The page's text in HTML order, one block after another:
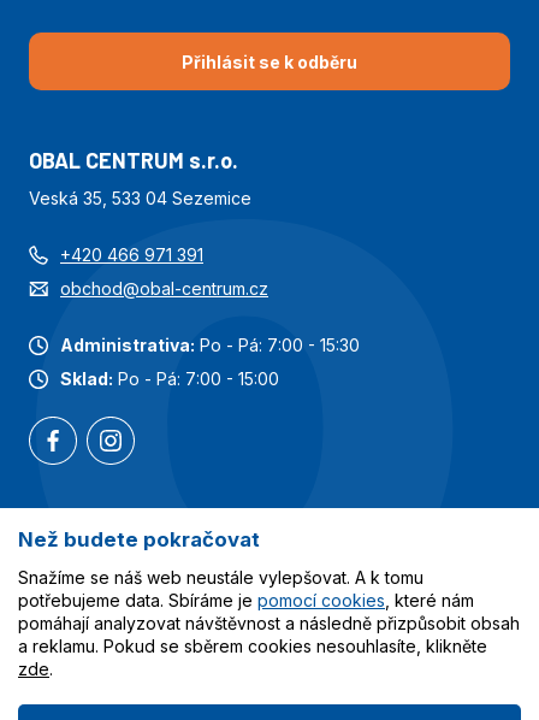
Přihlásit se k odběru
OBAL CENTRUM s.r.o.
Veská 35, 533 04 Sezemice
+420 466 971 391
obchod@obal-centrum.cz
Administrativa: Po - Pá: 7:00 - 15:30
Sklad: Po - Pá: 7:00 - 15:00
Nejoblíbenější kategorie
Služby
Vše o nákupu
Než budete pokračovat
Snažíme se náš web neustále vylepšovat. A k tomu
potřebujeme data. Sbíráme je pomocí cookies , které nám
pomáhají analyzovat návštěvnost a následně přizpůsobit obsah
a reklamu. Pokud se sběrem cookies nesouhlasíte, klikněte
zde.